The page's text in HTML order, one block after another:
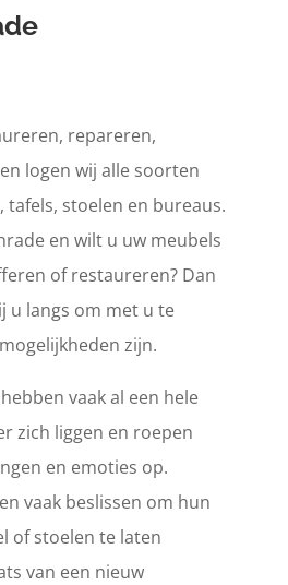
repareren,
logen wij alle soorten
tafels, stoelen en bureaus.
en wilt u uw meubels
of restaureren? Dan
u langs om met u te
zijn.
vaak al een hele
zich liggen en roepen
en emoties op.
vaak beslissen om hun
of stoelen te laten
van een nieuw